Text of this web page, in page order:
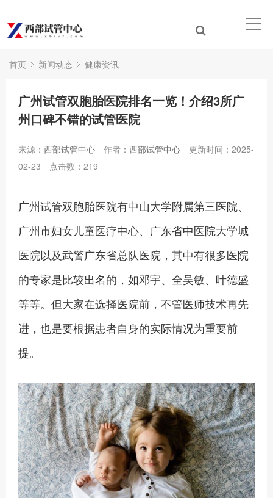
首页 新闻动态 健康资讯
广州试管双胞胎医院排名一览！介绍3所广
州口碑不错的试管医院
来源： 西部试管中心 作者： 西部试管中心
更新时间：2025-
02-23
点击数： 219
广州试管双胞胎医院有中山大学附属第三医院、
广州市妇女儿童医疗中心、广东省中医院大学城
医院以及武警广东省总队医院，其中有很多医院
的专家是比较出名的，如邓宇、全吴敏、叶德盛
等等。但大家在选择医院前，不管医师技术再先
进，也是要根据患者自身的实际情况为重要前
提。